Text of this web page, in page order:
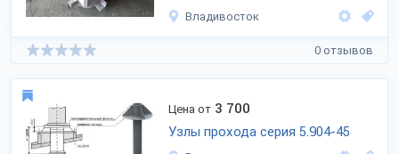
Владивосток
0 отзывов
Цена от 3 700
Узлы прохода серия 5.904-45